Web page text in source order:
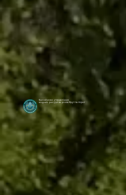
Басейнове управління
водних ресурсів річок Прут та Сірет